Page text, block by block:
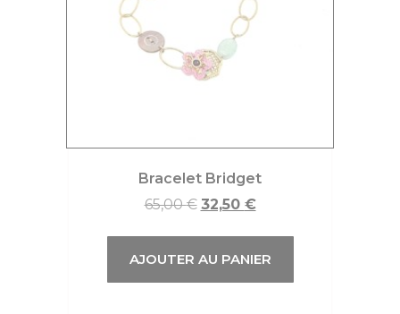
Bracelet Bridget
65,00€ 32,50 €
AJOUTER AU PANIER